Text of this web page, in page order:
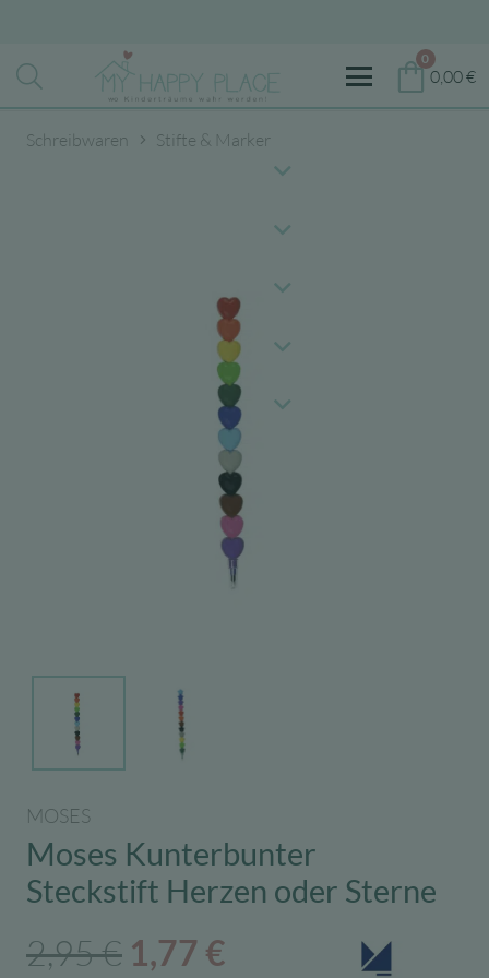
0
0,00€
Schreibwaren Stifte & Marker
MOSES
Moses Kunterbunter
Steckstift Herzen oder Sterne
2,95€ Ursprünglicher
1,77 € Aktueller